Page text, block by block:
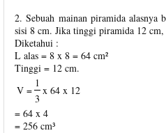
2. Sebuah mainan piramida alasnya
sisi 8 cm. Jika tinggi piramida 12
Diketahui :
L alas = 8 x 8 = 64 cm²
Tinggi = 12 cm.
V =
1
x 64 x 12
3
= 64 x 4
= 256 cm³